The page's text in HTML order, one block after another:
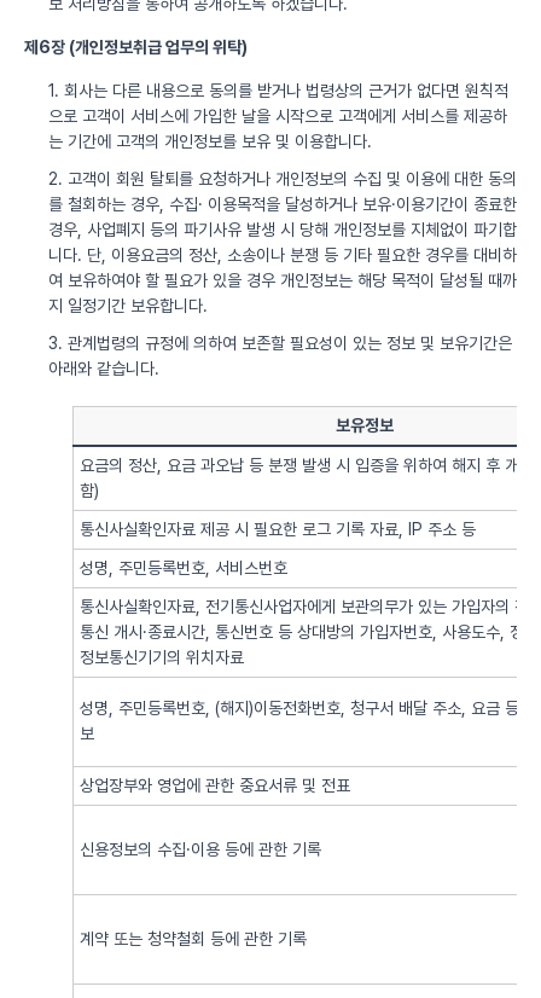
제6장 (개인정보취급 업무의 위탁)
1. 회사는 다른 내용으로 동의를 받거나 법령상의 근거가 없다면 원칙적
으로 고객이 서비스에 가입한 날을 시작으로 고객에게 서비스를 제공하
는 기간에 고객의 개인정보를 보유 및 이용합니다.
2. 고객이 회원 탈퇴를 요청하거나 개인정보의 수집 및 이용에 대한 동의
를 철회하는 경우, 수집· 이용목적을 달성하거나 보유·이용기간이 종료한
경우, 사업폐지 등의 파기사유 발생 시 당해 개인정보를 지체없이 파기합
니다. 단, 이용요금의 정산, 소송이나 분쟁 등 기타 필요한 경우를 대비하
여 보유하여야 할 필요가 있을 경우 개인정보는 해당 목적이 달성될 때까
지 일정기간 보유합니다.
3. 관계법령의 규정에 의하여 보존할 필요성이 있는 정보 및 보유기간은
아래와 같습니다.
보유정보
요금의 정산, 요금 과오납 등 분쟁 발생 시 입증을 위하여 해지 후 개인
함)
통신사실확인자료 제공 시 필요한 로그 기록 자료, IP 주소 등
성명, 주민등록번호, 서비스번호
통신사실확인자료, 전기통신사업자에게 보관의무가 있는 가입자의 전
통신 개시·종료시간, 통신번호 등 상대방의 가입자번호, 사용도수, 정
정보통신기기의 위치자료
성명, 주민등록번호, (해지)이동전화번호, 청구서 배달 주소, 요금 등
보
상업장부와 영업에 관한 중요서류 및 전표
신용정보의 수집·이용 등에 관한 기록
계약 또는 청약철회 등에 관한 기록